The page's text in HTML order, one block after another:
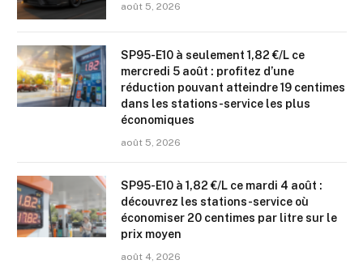
août 5, 2026
SP95-E10 à seulement 1,82 €/L ce
mercredi 5 août : profitez d’une
réduction pouvant atteindre 19 centimes
dans les stations-service les plus
économiques
août 5, 2026
SP95-E10 à 1,82 €/L ce mardi 4 août :
découvrez les stations-service où
économiser 20 centimes par litre sur le
prix moyen
août 4, 2026